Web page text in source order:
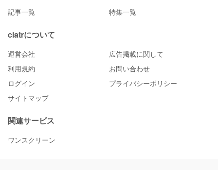
記事一覧 特集一覧
ciatrについて
運営会社
広告掲載に関して
利用規約
お問い合わせ
ログイン
プライバシーポリシー
サイトマップ
関連サービス
ワンスクリーン